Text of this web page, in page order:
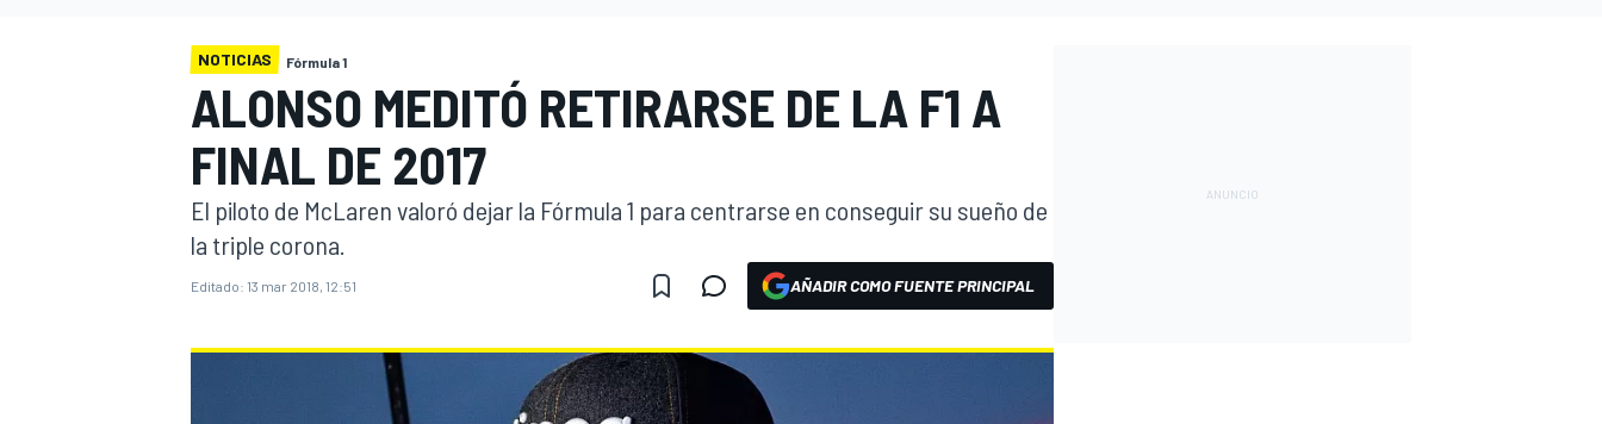
NOTICIAS Fórmula 1
ALONSO MEDITÓ RETIRARSE DE LA F1 A
FINAL DE 2017
El piloto de McLaren valoró dejar la Fórmula 1 para centrarse en conseguir su sueño de
la triple corona.
Editado: 13 mar 2018, 12:51 AÑADIR COMO FUENTE PRINCIPAL